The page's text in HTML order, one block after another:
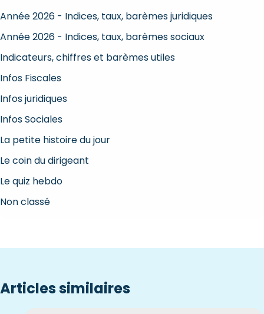
Année 2026 - Indices, taux, barèmes juridiques
Année 2026 - Indices, taux, barèmes sociaux
Indicateurs, chiffres et barèmes utiles
Infos Fiscales
Infos juridiques
Infos Sociales
La petite histoire du jour
Le coin du dirigeant
Le quiz hebdo
Non classé
Articles similaires